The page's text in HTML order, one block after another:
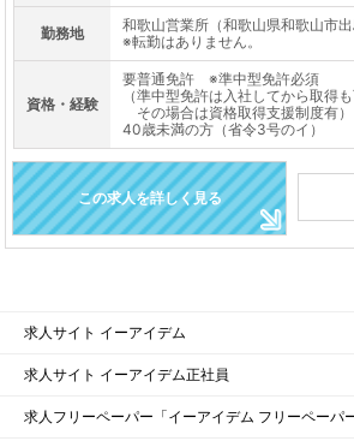
勤務地
和歌山営業所（和歌山県和歌山市
※転勤はありません。
資格・経験
要普通免許 ※準中型免許必須
（準中型免許は入社してから取得も
その場合は資格取得支援制度有）
40歳未満の方（省令3号のイ）
この求人を詳しく見る
求人サイト イーアイデム
求人サイト イーアイデム正社員
求人フリーペーパー「イーアイデム フリーペーパ